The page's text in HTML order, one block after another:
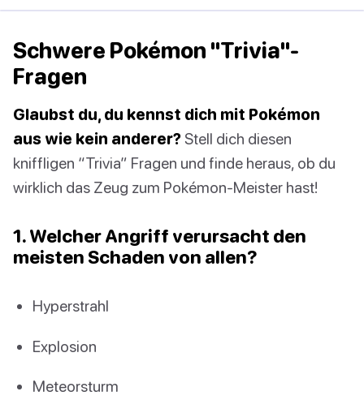
Schwere Pokémon "Trivia"-
Fragen
Glaubst du, du kennst dich mit Pokémon
aus wie kein anderer? Stell dich diesen
kniffligen “Trivia” Fragen und finde heraus, ob du
wirklich das Zeug zum Pokémon-Meister hast!
1. Welcher Angriff verursacht den
meisten Schaden von allen?
Hyperstrahl
Explosion
Meteorsturm